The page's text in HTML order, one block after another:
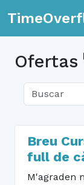
Ofertas
Breu
full de
M'agraden